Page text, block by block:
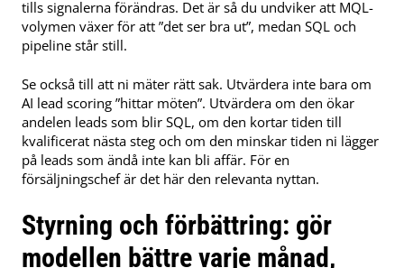
tills signalerna förändras. Det är så du undviker att MQL-
volymen växer för att ”det ser bra ut”, medan SQL och
pipeline står still.
Se också till att ni mäter rätt sak. Utvärdera inte bara om
AI lead scoring ”hittar möten”. Utvärdera om den ökar
andelen leads som blir SQL, om den kortar tiden till
kvalificerat nästa steg och om den minskar tiden ni lägger
på leads som ändå inte kan bli affär. För en
försäljningschef är det här den relevanta nyttan.
Styrning och förbättring: gör
modellen bättre varje månad,